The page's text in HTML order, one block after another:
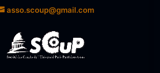
asso.scoup@gmail.com